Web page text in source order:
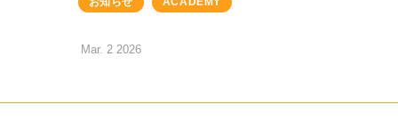
Mar. 2 2026